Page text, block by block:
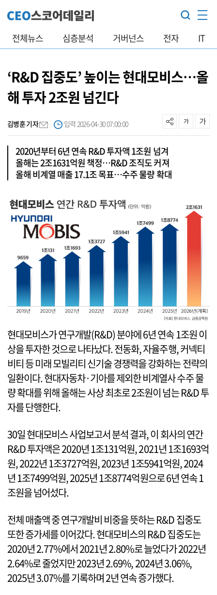
전체뉴스 심층분석 거버넌스 전자 IT
‘R&D 집중도’ 높이는 현대모비스…올
해 투자 2조원 넘긴다
김병훈 기자 입력 2026-04-30 07:00:00
2020년부터 6년 연속 R&D 투자액 1조원 넘겨
올해는 2조1631억원 책정…R&D 조직도 커져
올해 비계열 매출 17.1조 목표…수주 물량 확대
현대모비스가 연구개발(R&D) 분야에 6년 연속 1조원 이
상을 투자한 것으로 나타났다. 전동화, 자율주행, 커넥티
비티 등 미래 모빌리티 신기술 경쟁력을 강화하는 전략의
일환이다. 현대자동차·기아를 제외한 비계열사 수주 물
량 확대를 위해 올해는 사상 최초로 2조원이 넘는 R&D 투
자를 단행한다.
30일 현대모비스 사업보고서 분석 결과, 이 회사의 연간
R&D 투자액은 2020년 1조131억원, 2021년 1조1693억
원, 2022년 1조3727억원, 2023년 1조5941억원, 2024
년 1조7499억원, 2025년 1조8774억원으로 6년 연속 1
조원을 넘어섰다.
전체 매출액 중 연구개발비 비중을 뜻하는 R&D 집중도
또한 증가세를 이어갔다. 현대모비스의 R&D 집중도는
2020년 2.77%에서 2021년 2.80%로 늘었다가 2022년
2.64%로 줄었지만 2023년 2.69%, 2024년 3.06%,
2025년 3.07%를 기록하며 2년 연속 증가했다.